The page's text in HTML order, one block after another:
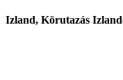
Izland, Körutazás